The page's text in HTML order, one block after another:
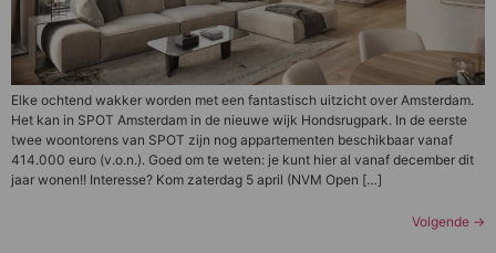
Elke ochtend wakker worden met een fantastisch uitzicht over Amsterdam.
Het kan in SPOT Amsterdam in de nieuwe wijk Hondsrugpark. In de eerste
twee woontorens van SPOT zijn nog appartementen beschikbaar vanaf
414.000 euro (v.o.n.). Goed om te weten: je kunt hier al vanaf december dit
jaar wonen!! Interesse? Kom zaterdag 5 april (NVM Open […]
Volgende →